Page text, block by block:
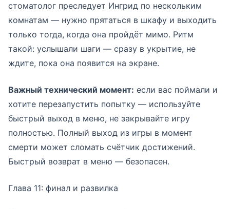
стоматолог преследует Ингрид по нескольким
комнатам — нужно прятаться в шкафу и выходить
только тогда, когда она пройдёт мимо. Ритм
такой: услышали шаги — сразу в укрытие, не
ждите, пока она появится на экране.
Важный технический момент: если вас поймали и
хотите перезапустить попытку — используйте
быстрый выход в меню, не закрывайте игру
полностью. Полный выход из игры в момент
смерти может сломать счётчик достижений.
Быстрый возврат в меню — безопасен.
Глава 11: финал и развилка